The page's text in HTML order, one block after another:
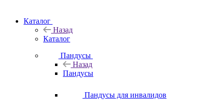
Каталог
Назад
Каталог
Пандусы
Назад
Пандусы
Пандусы для инвалидов